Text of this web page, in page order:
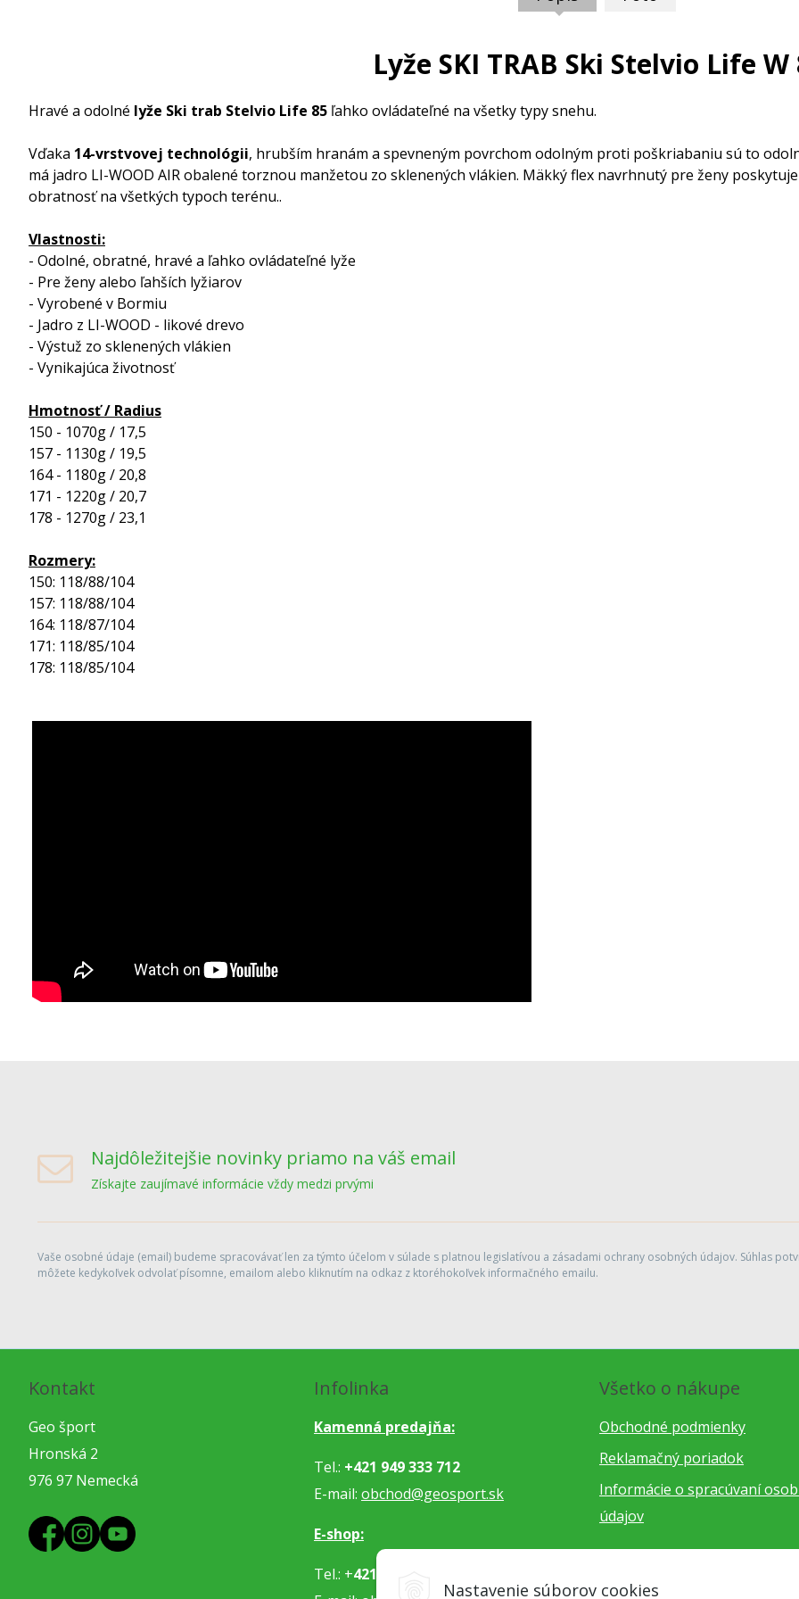
Nastavenie súborov cookies
Lyže SKI TRAB Ski Stelvio Life W
Hravé a odolné lyže Ski trab Stelvio Life 85 ľahko ovládateľné na všetky typy snehu.
Vďaka 14-vrstvovej technológii, hrubším hranám a spevneným povrchom odolným proti poškriabaniu sú to
má jadro LI-WOOD AIR obalené torznou manžetou zo sklenených vlákien. Mäkký flex navrhnutý pre ženy
obratnosť na všetkých typoch terénu..
Vlastnosti:
- Odolné, obratné, hravé a ľahko ovládateľné lyže
- Pre ženy alebo ľahších lyžiarov
- Vyrobené v Bormiu
- Jadro z LI-WOOD - likové drevo
- Výstuž zo sklenených vlákien
- Vynikajúca životnosť
Hmotnosť / Radius
150 - 1070g / 17,5
157 - 1130g / 19,5
164 - 1180g / 20,8
171 - 1220g / 20,7
178 - 1270g / 23,1
Rozmery:
150: 118/88/104
157: 118/88/104
164: 118/87/104
171: 118/85/104
178: 118/85/104
Najdôležitejšie novinky priamo na váš email
Získajte zaujímavé informácie vždy medzi prvými
Vaše osobné údaje (email) budeme spracovávať len za týmto účelom v súlade s platnou legislatívou a zásadami ochrany osobných údajov. Súhlas
môžete kedykoľvek odvolať písomne, emailom alebo kliknutím na odkaz z ktoréhokoľvek informačného emailu.
Kontakt
Geo šport
Hronská 2
976 97 Nemecká
Infolinka
Kamenná predajňa:
Tel.: +421 949 333 712
E-mail: obchod@geosport.sk
E-shop:
Tel.: +421 915 962 766
Všetko o nákupe
Obchodné podmienky
Reklamačný poriadok
Informácie o spracúvaní
údajov